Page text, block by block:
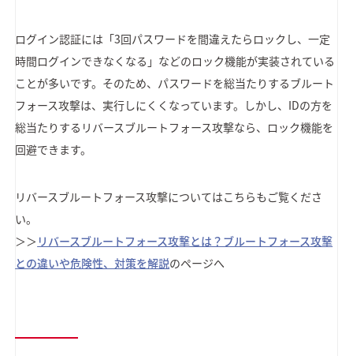
ログイン認証には「3回パスワードを間違えたらロックし、一定
時間ログインできなくなる」などのロック機能が実装されている
ことが多いです。そのため、パスワードを総当たりするブルート
フォース攻撃は、実行しにくくなっています。しかし、IDの方を
総当たりするリバースブルートフォース攻撃なら、ロック機能を
回避できます。
リバースブルートフォース攻撃についてはこちらもご覧くださ
い。
＞＞ リバースブルートフォース攻撃とは？ブルートフォース攻撃
との違いや危険性、対策を解説のページへ